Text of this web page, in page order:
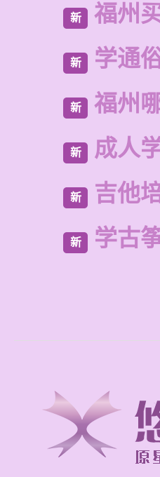
新 福州
新 学通
新 福州
新 成人
新 吉他
新 学古